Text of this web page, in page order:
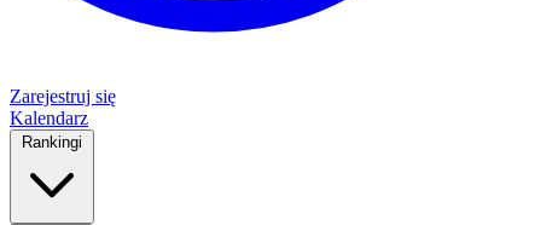
Zarejestruj się
Kalendarz
Rankingi